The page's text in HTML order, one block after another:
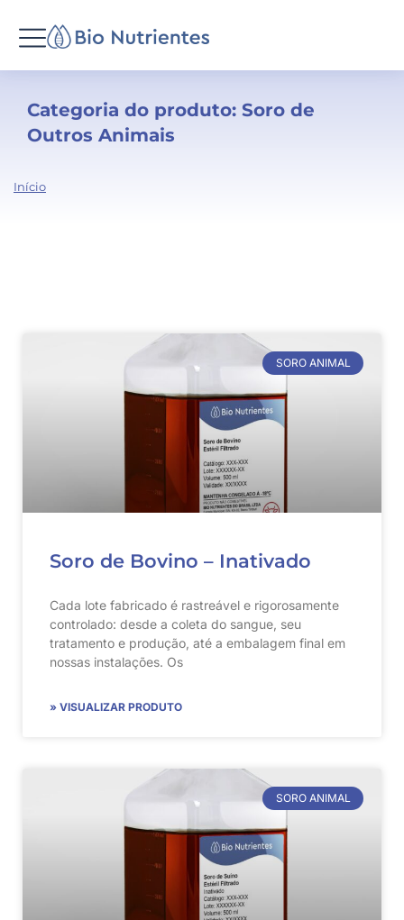
Categoria do produto: Soro de
Outros Animais
Você
Início
SORO ANIMAL
Soro de Bovino – Inativado
Cada lote fabricado é rastreável e rigorosamente
controlado: desde a coleta do sangue, seu
tratamento e produção, até a embalagem final em
nossas instalações. Os
» VISUALIZAR PRODUTO
SORO ANIMAL